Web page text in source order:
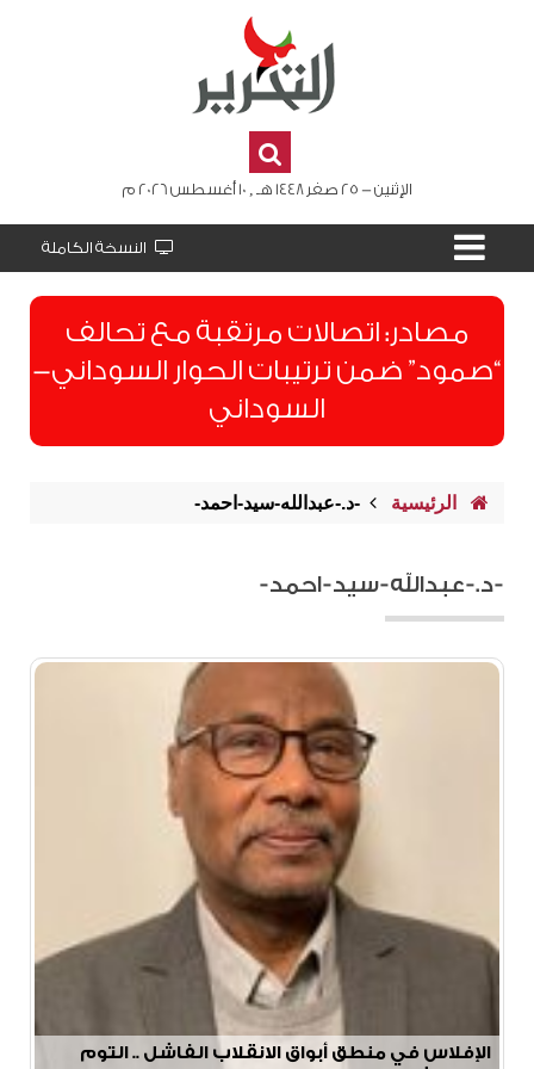
الإثنين - 25 صفر 1448 هـ , 10 أغسطس 2026 م
النسخة الكاملة
مصادر: اتصالات مرتقبة مع تحالف
“صمود” ضمن ترتيبات الحوار السوداني-
السوداني
الرئيسية -د.-عبدالله-سيد-احمد-
-د.-عبدالله-سيد-احمد-
الإفلاس في منطق أبواق الانقلاب الفاشل .. التوم